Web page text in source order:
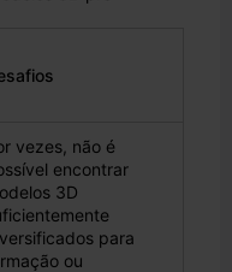
vezes, não é
encontrar
3D
para
ou